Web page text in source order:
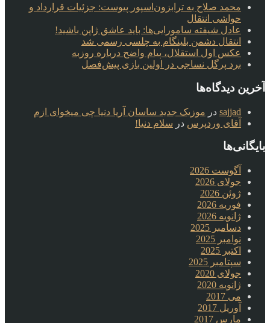
محمد صلاح به ترابزون‌اسپور پیوست: جزئیات قرارداد و
حواشی انتقال
عادل شیفته سامورایی‌ها: باید عاشق ژاپن باشید!
انتقال دشمن بلینگام به چلسی رسمی شد
عکس اول استقلال، پیام واضح درباره روزبه
برد پرگل نساجی در اولین بازی پیش‌فصل
آخرین دیدگاه‌ها
sajjad در موزیک جدید ساسان آریا دنیا چی میخوای ازم
آقای وردپرس در سلام دنیا!
بایگانی‌ها
آگوست 2026
جولای 2026
ژوئن 2026
فوریه 2026
ژانویه 2026
دسامبر 2025
نوامبر 2025
اکتبر 2025
سپتامبر 2025
جولای 2020
ژانویه 2020
می 2017
آوریل 2017
مارس 2017